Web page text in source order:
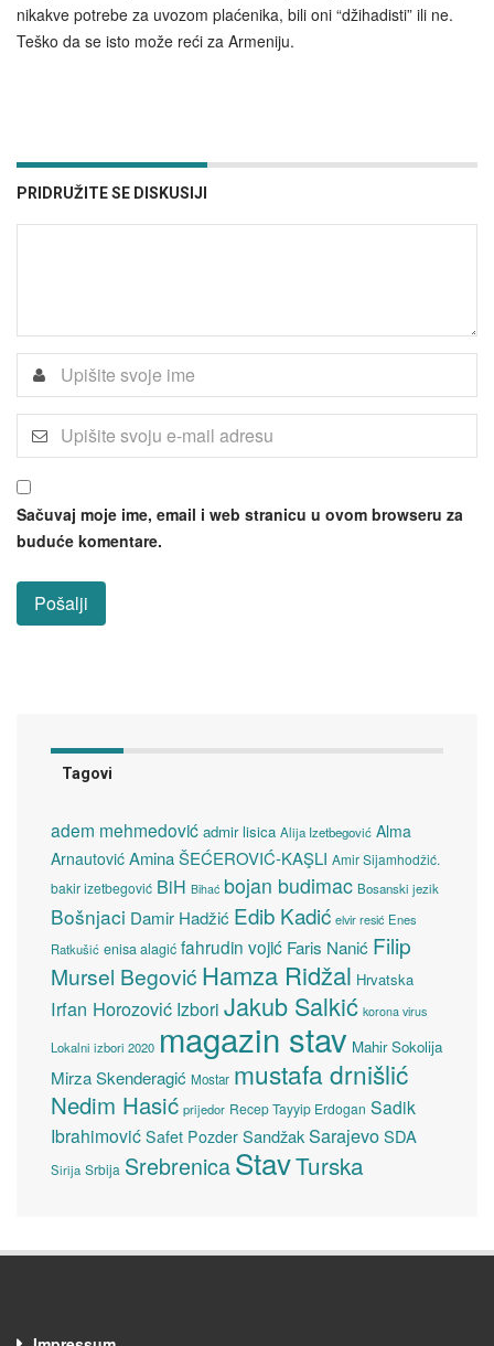
nikakve potrebe za uvozom plaćenika, bili oni “džihadisti” ili ne.
Teško da se isto može reći za Armeniju.
PRIDRUŽITE SE DISKUSIJI
Sačuvaj moje ime, email i web stranicu u ovom browseru za
buduće komentare.
Tagovi
adem mehmedović admir lisica Alija Izetbegović Alma
Arnautović Amina ŠEĆEROVIĆ-KAŞLI Amir Sijamhodžić.
bakir izetbegović BiH Bihać bojan budimac Bosanski jezik
Bošnjaci Damir Hadžić Edib Kadić elvir resić Enes
Ratkušić enisa alagić fahrudin vojić Faris Nanić Filip
Mursel Begović Hamza Ridžal Hrvatska
Irfan Horozović Izbori Jakub Salkić korona virus
Lokalni izbori 2020 magazin stav Mahir Sokolija
Mirza Skenderagić Mostar mustafa drnišlić
Nedim Hasić prijedor Recep Tayyip Erdogan Sadik
Ibrahimović Safet Pozder SandžakSarajevoSDA
Sirija Srbija SrebrenicaStavTurska